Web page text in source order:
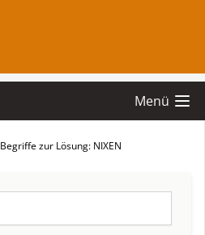
Menü
Begriffe zur Lösung: NIXEN